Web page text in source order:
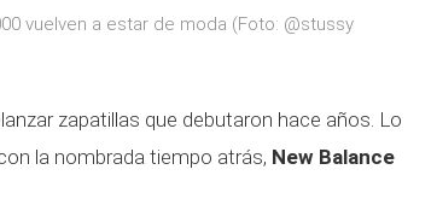
vuelven a estar de moda (Foto: @stussy
zapatillas que debutaron hace años. Lo
la nombrada tiempo atrás, New Balance